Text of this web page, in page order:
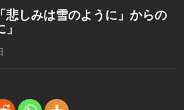
しみは雪のように」からの